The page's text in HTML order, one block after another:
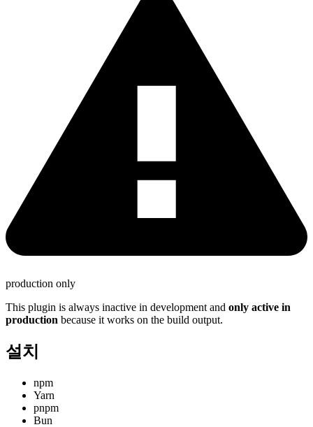
production only
This plugin is always inactive in development and only active in
production because it works on the build output.
설치
npm
Yarn
pnpm
Bun